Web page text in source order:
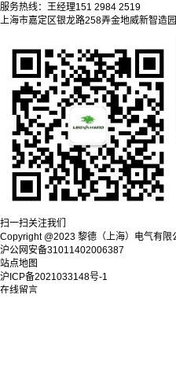
服务热线：王经理151 2984 2519
上海市嘉定区银龙路258弄金地威新智造
扫一扫关注我们
Copyright @2023 黎德（上海）电气有限
沪公网安备31011402006387
站点地图
沪ICP备2021033148号-1
在线留言